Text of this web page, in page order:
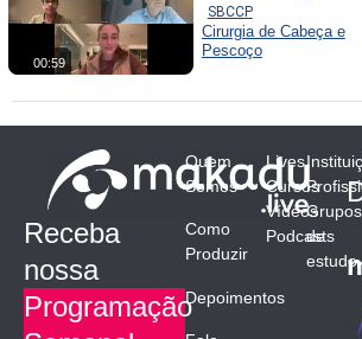
00:59
SBCCP
Cirurgia de Cabeça e
Pescoço
Receba
nossa
Programação
Quem
Somos
Como
Produzir
Depoimentos
Lives
Cursos
Vídeos
Podcasts
Grupos
de
estudo